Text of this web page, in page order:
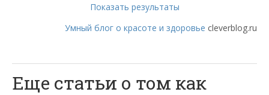
Показать результаты
Умный блог о красоте и здоровье cleverblog.ru
Еще статьи о том как